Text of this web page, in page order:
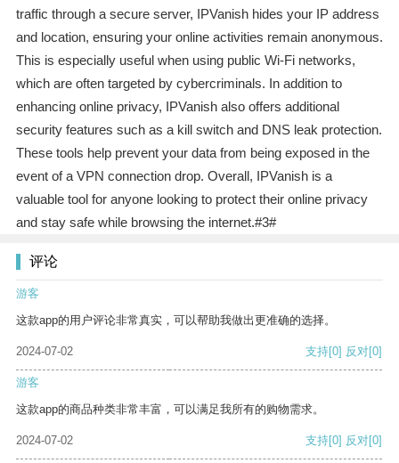
traffic through a secure server, IPVanish hides your IP address
and location, ensuring your online activities remain anonymous.
This is especially useful when using public Wi-Fi networks,
which are often targeted by cybercriminals. In addition to
enhancing online privacy, IPVanish also offers additional
security features such as a kill switch and DNS leak protection.
These tools help prevent your data from being exposed in the
event of a VPN connection drop. Overall, IPVanish is a
valuable tool for anyone looking to protect their online privacy
and stay safe while browsing the internet.#3#
评论
游客
这款app的用户评论非常真实，可以帮助我做出更准确的选择。
2024-07-02 支持[0] 反对[0]
游客
这款app的商品种类非常丰富，可以满足我所有的购物需求。
2024-07-02 支持[0] 反对[0]